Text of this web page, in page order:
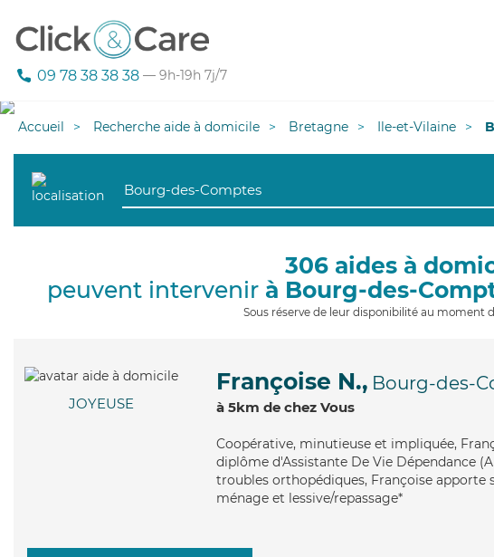
09 78 38 38 38 — 9h-19h 7j/7
Accueil Recherche aide à domicile Bretagne Ile-et-Vilaine
306 aides à
peuvent intervenir à Bourg-des-
Sous réserve de leur disponibilité au moment
JOYEUSE
Françoise N., Bourg-des-
à 5km de chez Vous
Coopérative, minutieuse et impliquée,
diplôme d'Assistante De Vie Dépendance
troubles orthopédiques, Françoise apporte
ménage et lessive/repassage*